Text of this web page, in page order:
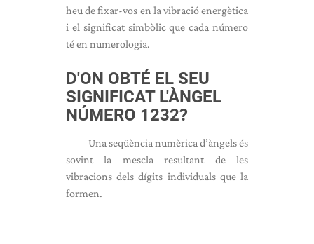
heu de fixar-vos en la vibració energètica
i el significat simbòlic que cada número
té en numerologia.
D'ON OBTÉ EL SEU
SIGNIFICAT L'ÀNGEL
NÚMERO 1232?
Una seqüència numèrica d’àngels és
sovint la mescla resultant de les
vibracions dels dígits individuals que la
formen.